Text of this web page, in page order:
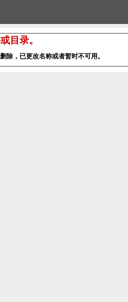
目录。
除，已更改名称或者暂时不可用。